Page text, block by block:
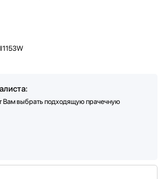
Вам выбрать подходящую прачечную